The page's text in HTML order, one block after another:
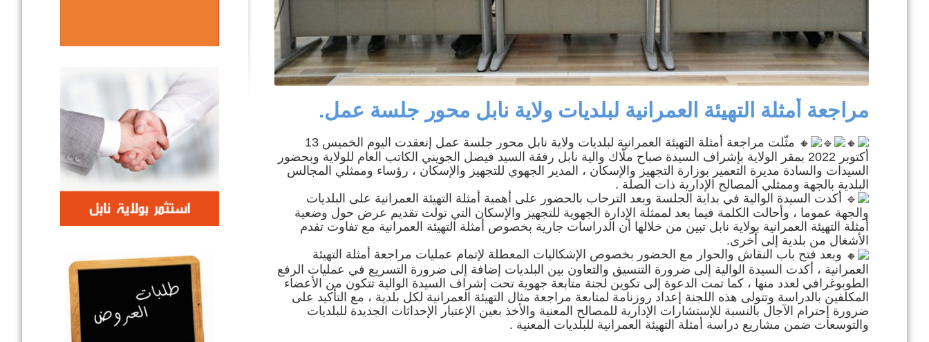
مراجعة أمثلة التهيئة العمرانية لبلديات ولاية نابل محور جلسة عمل.
مثّلت مراجعة أمثلة التهيئة العمرانية لبلديات ولاية نابل محور جلسة عمل إنعقدت اليوم الخميس 13
أكتوبر 2022 بمقر الولاية بإشراف السيدة صباح ملّاك والية نابل رفقة السيد فيصل الجويني الكاتب العام للولاية وبحضور
السيدات والسادة مديرة التعمير بوزارة التجهيز والإسكان ، المدير الجهوي للتجهيز والإسكان ، رؤساء وممثلي المجالس
البلدية بالجهة وممثلي المصالح الإدارية ذات الصلة .
أكدت السيدة الوالية في بداية الجلسة وبعد الترحاب بالحضور على أهمية أمثلة التهيئة العمرانية على البلديات
والجهة عموما ، وأحالت الكلمة فيما بعد لممثلة الإدارة الجهوية للتجهيز والإسكان التي تولت تقديم عرض حول وضعية
أمثلة التهيئة العمرانية بولاية نابل تبين من خلالها أن الدراسات جارية بخصوص أمثلة التهيئة العمرانية مع تفاوت تقدم
الأشغال من بلدية إلى أخرى.
وبعد فتح باب النقاش والحوار مع الحضور بخصوص الإشكاليات المعطلة لإتمام عمليات مراجعة أمثلة التهيئة
العمرانية ، أكدت السيدة الوالية إلى ضرورة التنسيق والتعاون بين البلديات إضافة إلى ضرورة التسريع في عمليات الرفع
الطوبوغرافي لعدد منها ، كما تمت الدعوة إلى تكوين لجنة متابعة جهوية تحت إشراف السيدة الوالية تتكون من الأعضاء
المكلفين بالدراسة وتتولى هذه اللجنة إعداد روزنامة لمتابعة مراجعة مثال التهيئة العمرانية لكل بلدية ، مع التأكيد على
ضرورة إحترام الآجال بالنسبة للإستشارات الإدارية للمصالح المعنية والأخذ بعين الإعتبار الإحداثات الجديدة للبلديات
والتوسعات ضمن مشاريع دراسة أمثلة التهيئة العمرانية للبلديات المعنية .